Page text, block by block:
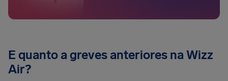
E quanto a greves anteriores na Wizz
Air?